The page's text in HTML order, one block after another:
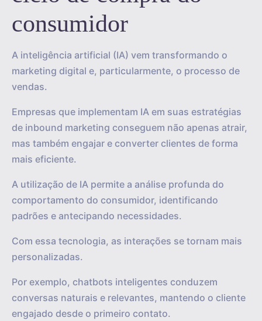
consumidor
A inteligência artificial (IA) vem transformando o
marketing digital e, particularmente, o processo de
vendas.
Empresas que implementam IA em suas estratégias
de inbound marketing conseguem não apenas atrair,
mas também engajar e converter clientes de forma
mais eficiente.
A utilização de IA permite a análise profunda do
comportamento do consumidor, identificando
padrões e antecipando necessidades.
Com essa tecnologia, as interações se tornam mais
personalizadas.
Por exemplo, chatbots inteligentes conduzem
conversas naturais e relevantes, mantendo o cliente
engajado desde o primeiro contato.